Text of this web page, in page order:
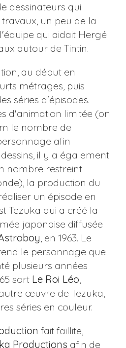
dessinateurs qui
travaux, un peu de la
qui aidait Hergé
autour de Tintin.
au début en
métrages, puis
séries d'épisodes.
d'animation limitée (on
le nombre de
afin
il y a également
nombre restreint
la production du
un épisode en
Tezuka qui a créé la
japonaise diffusée
, en 1963. Le
le personnage que
plusieurs années
sort Le Roi Léo,
œuvre de Tezuka,
séries en couleur.
fait faillite,
Productions afin de